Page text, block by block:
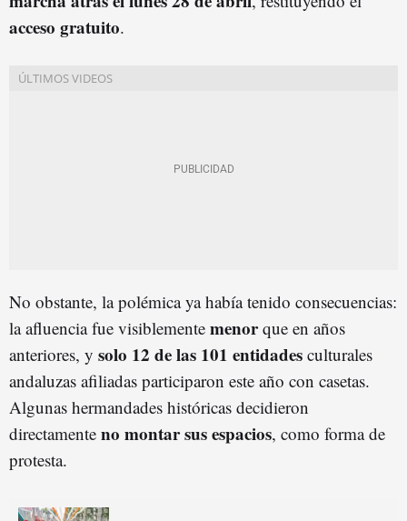
acceso gratuito.
No obstante, la polémica ya había tenido consecuencias:
la afluencia fue visiblemente menorque en años
anteriores, y solo 12 de las 101 entidades culturales
andaluzas afiliadas participaron este año con casetas.
Algunas hermandades históricas decidieron
directamente no montar sus espacios, como forma de
protesta.